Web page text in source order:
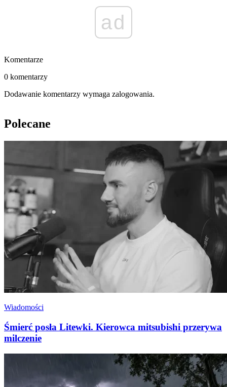
ad
Komentarze
0 komentarzy
Dodawanie komentarzy wymaga zalogowania.
Polecane
Wiadomości
Śmierć posła Litewki. Kierowca mitsubishi przerywa
milczenie